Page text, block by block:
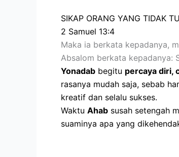
SIKAP ORANG YANG TIDAK
2 Samuel 13:4
Maka ia berkata kepadanya,
Absalom berkata kepadanya:
Yonadab begitu percaya diri,
rasanya mudah saja, sebab
kreatif dan selalu sukses.
Waktu Ahab susah setengah
suaminya apa yang